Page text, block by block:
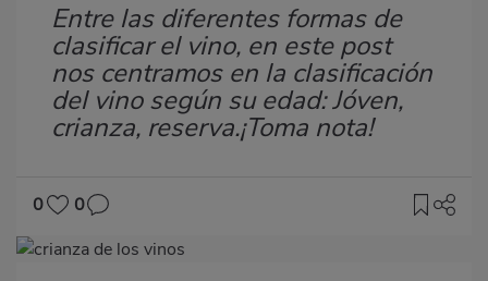
Subtítulo
Entre las diferentes formas de
clasificar el vino, en este post
nos centramos en la clasificación
del vino según su edad: Jóven,
crianza, reserva.¡Toma nota!
0
0
Imagen